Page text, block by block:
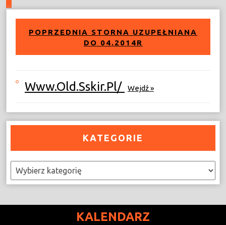
POPRZEDNIA STORNA UZUPEŁNIANA
DO 04.2014R
Www.old.sskir.pl/ Wejdź »
KATEGORIE
Kategorie
KALENDARZ